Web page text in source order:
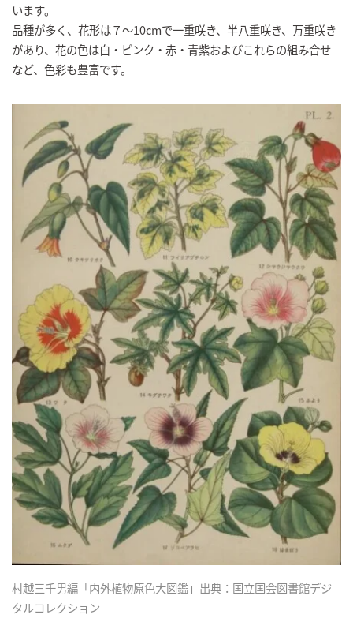
います。
品種が多く、花形は７～10cmで一重咲き、半八重咲き、万重咲き
があり、花の色は白・ピンク・赤・青紫およびこれらの組み合せ
など、色彩も豊富です。
村越三千男編「内外植物原色大図鑑」出典：国立国会図書館デジ
タルコレクション